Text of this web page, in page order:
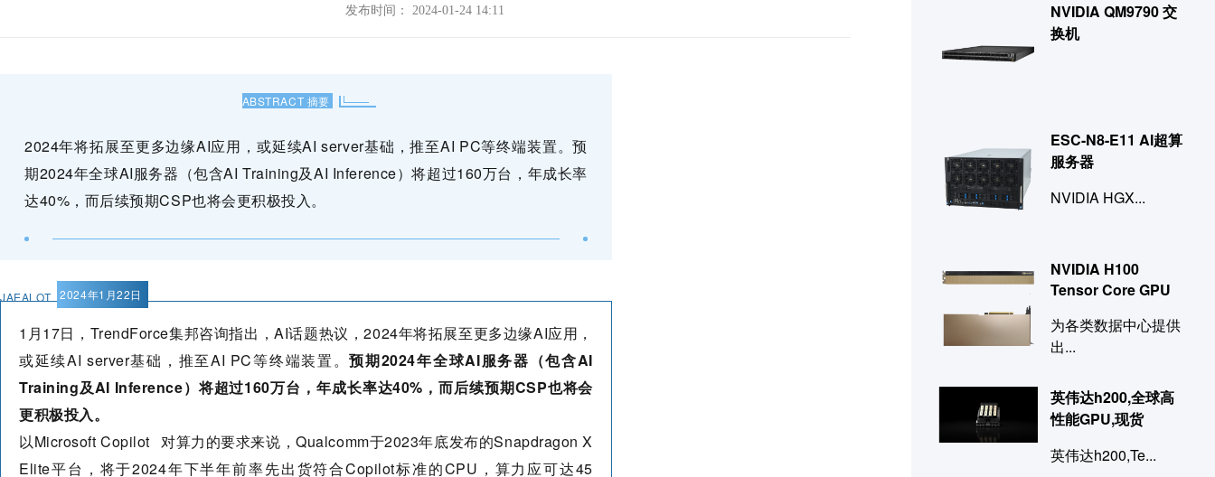
发布时间： 2024-01-24 14:11
ABSTRACT 摘要
2024年将拓展至更多边缘AI应用，或延续AI server基础，推至AI PC等终端装置。预
期2024年全球AI服务器（包含AI Training及AI Inference）将超过160万台，年成长率
达40%，而后续预期CSP也将会更积极投入。
JAEALOT 2024年1月22日
1月17日，TrendForce集邦咨询指出，AI话题热议，2024年将拓展至更多边缘AI应用，
或延续AI server基础，推至AI PC等终端装置。预期2024年全球AI服务器（包含AI
Training及AI Inference）将超过160万台，年成长率达40%，而后续预期CSP也将会
更积极投入。
以Microsoft Copilot 对算力的要求来说，Qualcomm于2023年底发布的Snapdragon X
Elite平台，将于2024年下半年前率先出货符合Copilot标准的CPU，算力应可达45
NVIDIA QM9790 交
换机
ESC-N8-E11 AI超算
服务器
NVIDIA HGX...
NVIDIA H100
Tensor Core GPU
为各类数据中心提供
出...
英伟达h200,全球高
性能GPU,现货
英伟达h200,Te...